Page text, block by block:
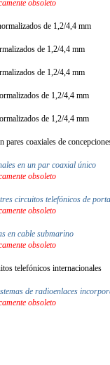
obsoleto
de 1,2/4,4 mm
de 1,2/4,4 mm
de 1,2/4,4 mm
de 1,2/4,4 mm
de 1,2/4,4 mm
pares coaxiales de
en un par coaxial único
obsoleto
circuitos telefónicos de
obsoleto
en cable submarino
obsoleto
telefónicos internacionales
de radioenlaces
obsoleto